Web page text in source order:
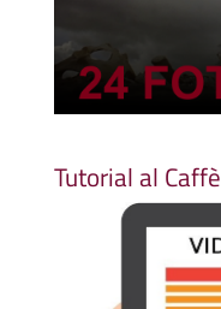
Tutorial al Caffè